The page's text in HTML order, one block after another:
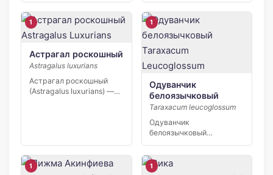
[…]
растение,
единственный…
1
Астрагал роскошный
Astragalus luxurians
Астрагал роскошный
(Astragalus luxurians) —
1
Одуванчик
белоязычковый
Taraxacum leucoglossum
Одуванчик
белоязычковый
— узколокальный
эндемик Восточного…
1 1